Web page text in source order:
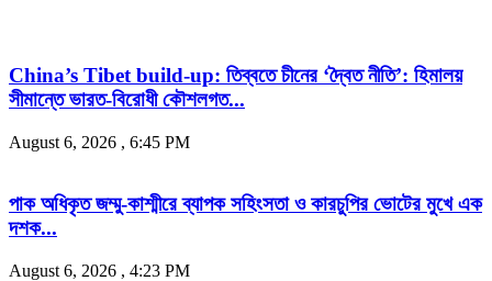
China’s Tibet build-up: তিব্বতে চীনের ‘দ্বৈত নীতি’: হিমালয়
সীমান্তে ভারত-বিরোধী কৌশলগত...
August 6, 2026 , 6:45 PM
পাক অধিকৃত জম্মু-কাশ্মীরে ব্যাপক সহিংসতা ও কারচুপির ভোটের মুখে এক
দশক...
August 6, 2026 , 4:23 PM